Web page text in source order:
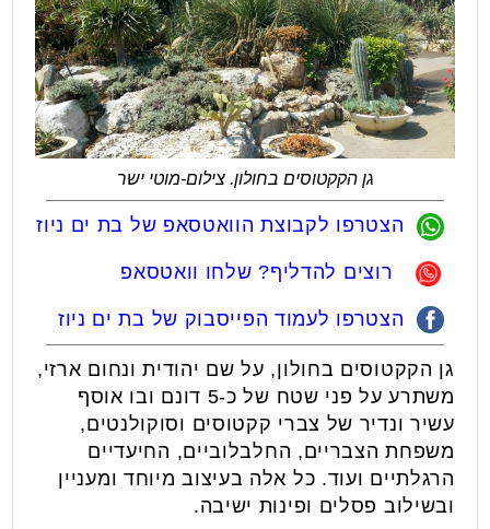
גן הקקטוסים בחולון. צילום-מוטי ישר
הצטרפו לקבוצת הוואטסאפ של בת ים ניוז
רוצים להדליף? שלחו וואטסאפ
הצטרפו לעמוד הפייסבוק של בת ים ניוז
גן הקקטוסים בחולון, על שם יהודית ונחום ארזי,
משתרע על פני שטח של כ-5 דונם ובו אוסף
עשיר ונדיר של צברי קקטוסים וסוקולנטים,
משפחת הצבריים, החלבלוביים, החיעדיים
הרגלתיים ועוד. כל אלה בעיצוב מיוחד ומעניין
ובשילוב פסלים ופינות ישיבה.